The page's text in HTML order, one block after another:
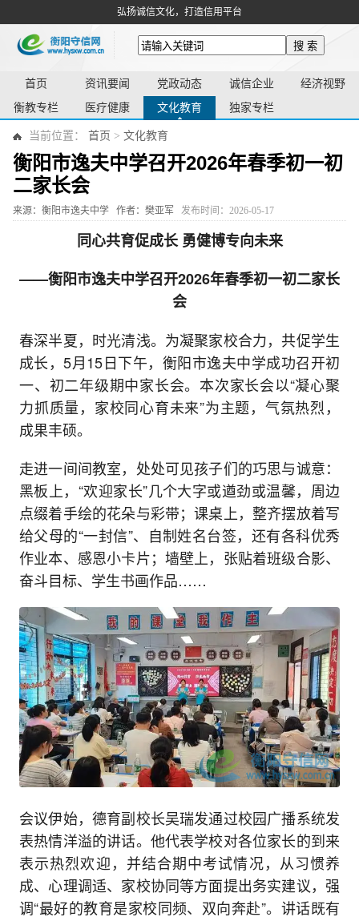
弘扬诚信文化，打造信用平台
搜 索
首页 资讯要闻 党政动态 诚信企业 经济视野
衡教专栏 医疗健康 文化教育 独家专栏
当前位置： 首页 > 文化教育
衡阳市逸夫中学召开2026年春季初一初
二家长会
来源：衡阳市逸夫中学 作者：樊亚军 发布时间：2026-05-17
同心共育促成长 勇健博专向未来
——衡阳市逸夫中学召开2026年春季初一初二家长
会
春深半夏，时光清浅。为凝聚家校合力，共促学生
成长，5月15日下午，衡阳市逸夫中学成功召开初
一、初二年级期中家长会。本次家长会以“凝心聚
力抓质量，家校同心育未来”为主题，气氛热烈，
成果丰硕。
走进一间间教室，处处可见孩子们的巧思与诚意：
黑板上，“欢迎家长”几个大字或遒劲或温馨，周边
点缀着手绘的花朵与彩带；课桌上，整齐摆放着写
给父母的“一封信”、自制姓名台签，还有各科优秀
作业本、感恩小卡片；墙壁上，张贴着班级合影、
奋斗目标、学生书画作品……
会议伊始，德育副校长吴瑞发通过校园广播系统发
表热情洋溢的讲话。他代表学校对各位家长的到来
表示热烈欢迎，并结合期中考试情况，从习惯养
成、心理调适、家校协同等方面提出务实建议，强
调“最好的教育是家校同频、双向奔赴”。讲话既有